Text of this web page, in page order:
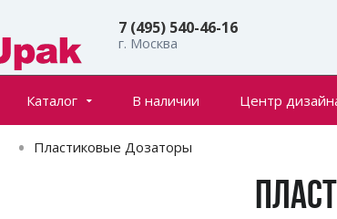
7 (495) 540-46-16
г. Москва
Каталог В наличии Центр
Пластиковые Дозаторы